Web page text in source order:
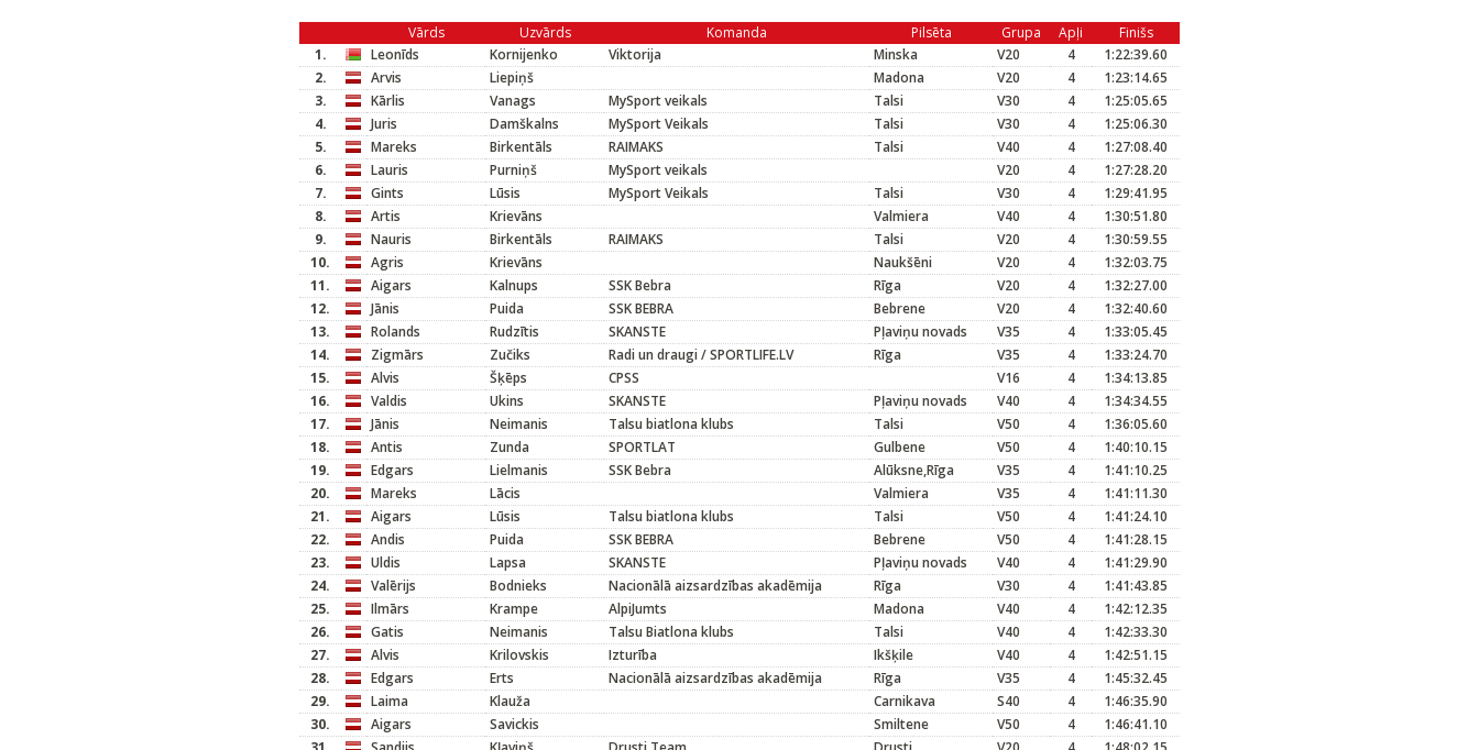
Vārds Uzvārds Komanda Pilsēta Grupa Apļi
Finišs
1.
Leonīds Kornijenko Viktorija Minska V20 4
1:22:39.60
2.
Arvis Liepiņš Madona V20 4
1:23:14.65
3.
Kārlis Vanags MySport veikals Talsi V30 4
1:25:05.65
4.
Juris Damškalns MySport Veikals Talsi V30 4
1:25:06.30
5.
Mareks Birkentāls RAIMAKS Talsi V40 4
1:27:08.40
6.
Lauris Purniņš MySport veikals V20 4
1:27:28.20
7.
Gints Lūsis MySport Veikals Talsi V30 4
1:29:41.95
8.
Artis Krievāns Valmiera V40 4
1:30:51.80
9.
Nauris Birkentāls RAIMAKS Talsi V20 4
1:30:59.55
10.
Agris Krievāns Naukšēni V20 4
1:32:03.75
11.
Aigars Kalnups SSK Bebra Rīga V20 4
1:32:27.00
12.
Jānis Puida SSK BEBRA Bebrene V20 4
1:32:40.60
13.
Rolands Rudzītis SKANSTE Pļaviņu novads V35 4
1:33:05.45
14.
Zigmārs Zučiks Radi un draugi / SPORTLIFE.LV Rīga V35 4
1:33:24.70
15.
Alvis Šķēps CPSS V16 4
1:34:13.85
16.
Valdis Ukins SKANSTE Pļaviņu novads V40 4
1:34:34.55
17.
Jānis Neimanis Talsu biatlona klubs Talsi V50 4
1:36:05.60
18.
Antis Zunda SPORTLAT Gulbene V50 4
1:40:10.15
19.
Edgars Lielmanis SSK Bebra Alūksne,Rīga V35 4
1:41:10.25
20.
Mareks Lācis Valmiera V35 4
1:41:11.30
21.
Aigars Lūsis Talsu biatlona klubs Talsi V50 4
1:41:24.10
22.
Andis Puida SSK BEBRA Bebrene V50 4
1:41:28.15
23.
Uldis Lapsa SKANSTE Pļaviņu novads V40 4
1:41:29.90
24.
Valērijs Bodnieks Nacionālā aizsardzības akadēmija Rīga V30 4
1:41:43.85
25.
Ilmārs Krampe AlpiJumts Madona V40 4
1:42:12.35
26.
Gatis Neimanis Talsu Biatlona klubs Talsi V40 4
1:42:33.30
27.
Alvis Krilovskis Izturība Ikšķile V40 4
1:42:51.15
28.
Edgars Erts Nacionālā aizsardzības akadēmija Rīga V35 4
1:45:32.45
29.
Laima Klauža Carnikava S40 4
1:46:35.90
30.
Aigars Savickis Smiltene V50 4
1:46:41.10